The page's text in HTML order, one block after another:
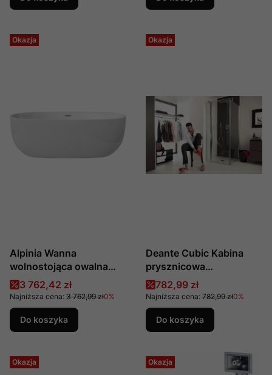
Okazja
Alpinia Wanna
wolnostojąca owalna
150cm Deante
KDU_015W
Cena promocyjna
3 762,42 zł
Najniższa cena: 3 762,99 zł0%
Do koszyka
Okazja
Deante Cubic Kabina
prysznicowa
kwadratowa 80 cm
Cena promocyjna
782,99 zł
Najniższa cena: 782,99 zł0%
Do koszyka
Okazja Okazja